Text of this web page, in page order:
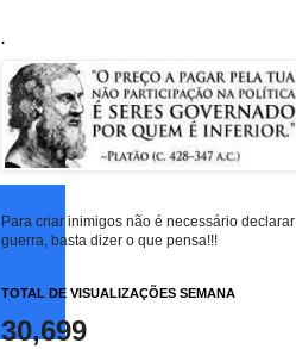
.
Para criar inimigos não é necessário declarar
guerra, basta dizer o que pensa!!!
TOTAL DE VISUALIZAÇÕES SEMANA
30,699